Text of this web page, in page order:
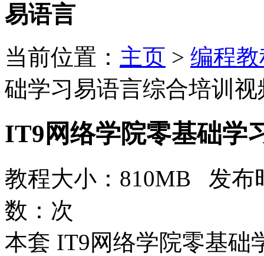
易语言
当前位置： 主页 > 编程
础学习易语言综合培训视
IT9网络学院零基础学
教程大小：810MB 发
数： 次
本套 IT9网络学院零基础